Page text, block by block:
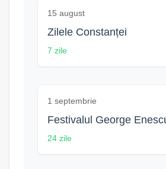
15 august
Zilele Constanței
7 zile
1 septembrie
Festivalul George
24 zile